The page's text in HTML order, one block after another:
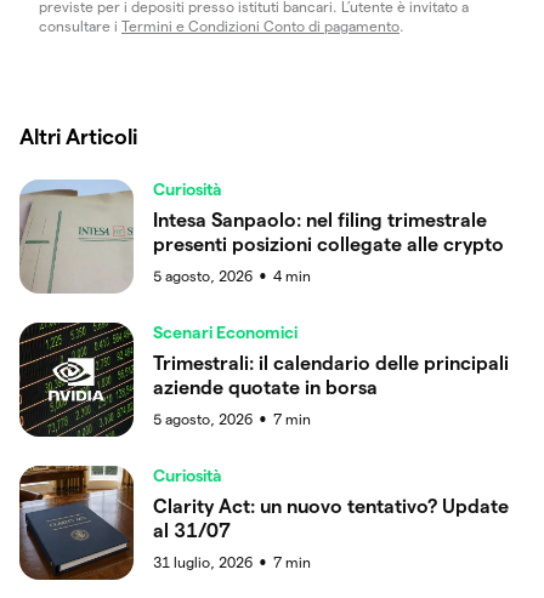
previste per i depositi presso istituti bancari. L’utente è invitato a
consultare i Termini e Condizioni Conto di pagamento.
Altri Articoli
Curiosità
Intesa Sanpaolo: nel filing trimestrale
presenti posizioni collegate alle crypto
5 agosto, 2026 ● 4 min
Scenari Economici
Trimestrali: il calendario delle principali
aziende quotate in borsa
5 agosto, 2026 ● 7 min
Curiosità
Clarity Act: un nuovo tentativo? Update
al 31/07
31 luglio, 2026 ● 7 min